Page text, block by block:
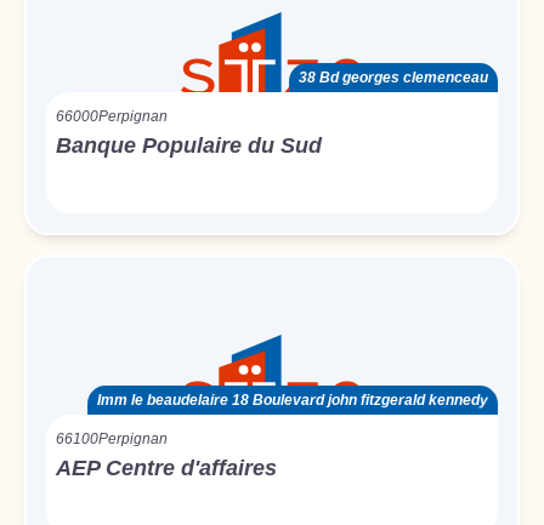
38 Bd georges clemenceau
66000Perpignan
Banque Populaire du Sud
Imm le beaudelaire 18 Boulevard john fitzgerald kennedy
66100Perpignan
AEP Centre d'affaires